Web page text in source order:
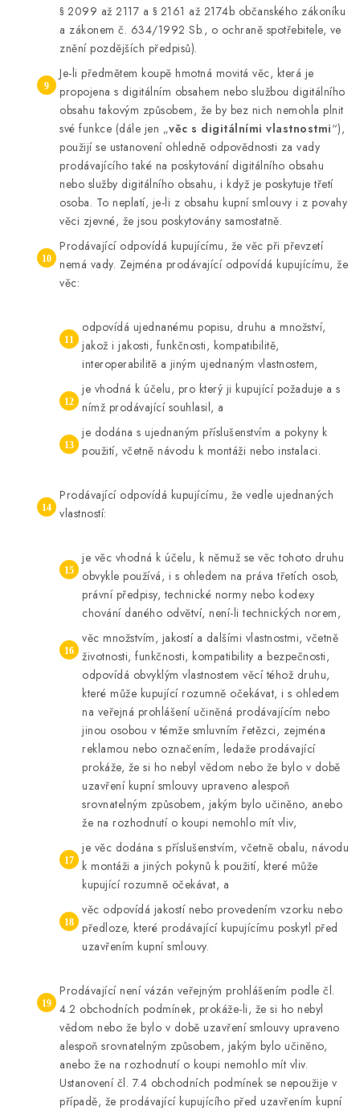
§ 2099 až 2117 a § 2161 až 2174b občanského zákoníku
a zákonem č. 634/1992 Sb., o ochraně spotřebitele, ve
znění pozdějších předpisů).
Je-li předmětem koupě hmotná movitá věc, která je
propojena s digitálním obsahem nebo službou digitálního
obsahu takovým způsobem, že by bez nich nemohla plnit
své funkce (dále jen „věc s digitálními vlastnostmi“),
použijí se ustanovení ohledně odpovědnosti za vady
prodávajícího také na poskytování digitálního obsahu
nebo služby digitálního obsahu, i když je poskytuje třetí
osoba. To neplatí, je-li z obsahu kupní smlouvy i z povahy
věci zjevné, že jsou poskytovány samostatně.
Prodávající odpovídá kupujícímu, že věc při převzetí
nemá vady. Zejména prodávající odpovídá kupujícímu, že
věc:
odpovídá ujednanému popisu, druhu a množství,
jakož i jakosti, funkčnosti, kompatibilitě,
interoperabilitě a jiným ujednaným vlastnostem,
je vhodná k účelu, pro který ji kupující požaduje a s
nímž prodávající souhlasil, a
je dodána s ujednaným příslušenstvím a pokyny k
použití, včetně návodu k montáži nebo instalaci.
Prodávající odpovídá kupujícímu, že vedle ujednaných
vlastností:
je věc vhodná k účelu, k němuž se věc tohoto druhu
obvykle používá, i s ohledem na práva třetích osob,
právní předpisy, technické normy nebo kodexy
chování daného odvětví, není-li technických norem,
věc množstvím, jakostí a dalšími vlastnostmi, včetně
životnosti, funkčnosti, kompatibility a bezpečnosti,
odpovídá obvyklým vlastnostem věcí téhož druhu,
které může kupující rozumně očekávat, i s ohledem
na veřejná prohlášení učiněná prodávajícím nebo
jinou osobou v témže smluvním řetězci, zejména
reklamou nebo označením, ledaže prodávající
prokáže, že si ho nebyl vědom nebo že bylo v době
uzavření kupní smlouvy upraveno alespoň
srovnatelným způsobem, jakým bylo učiněno, anebo
že na rozhodnutí o koupi nemohlo mít vliv,
je věc dodána s příslušenstvím, včetně obalu, návodu
k montáži a jiných pokynů k použití, které může
kupující rozumně očekávat, a
věc odpovídá jakostí nebo provedením vzorku nebo
předloze, které prodávající kupujícímu poskytl před
uzavřením kupní smlouvy.
Prodávající není vázán veřejným prohlášením podle čl.
4.2 obchodních podmínek, prokáže-li, že si ho nebyl
vědom nebo že bylo v době uzavření smlouvy upraveno
alespoň srovnatelným způsobem, jakým bylo učiněno,
anebo že na rozhodnutí o koupi nemohlo mít vliv.
Ustanovení čl. 7.4 obchodních podmínek se nepoužije v
případě, že prodávající kupujícího před uzavřením kupní